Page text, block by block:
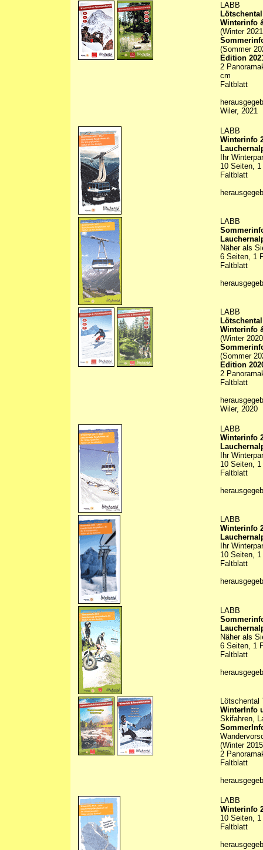
LABB
Winterinfo
(Winter
(Sommer
Edition
2
cm
Faltblatt
Wiler, 2021
LABB
Winterinfo
Ihr
10 Seiten,
Faltblatt
LABB
Näher als
6 Seiten, 1
Faltblatt
LABB
Winterinfo
(Winter
(Sommer
Edition
2
Faltblatt
Wiler, 2020
LABB
Winterinfo
Ihr
10 Seiten,
Faltblatt
LABB
Winterinfo
Ihr
10 Seiten,
Faltblatt
LABB
Näher als
6 Seiten, 1
Faltblatt
Lötschental
WinterInfo
Skifahren,
(Winter
2
Faltblatt
LABB
Winterinfo
10 Seiten,
Faltblatt